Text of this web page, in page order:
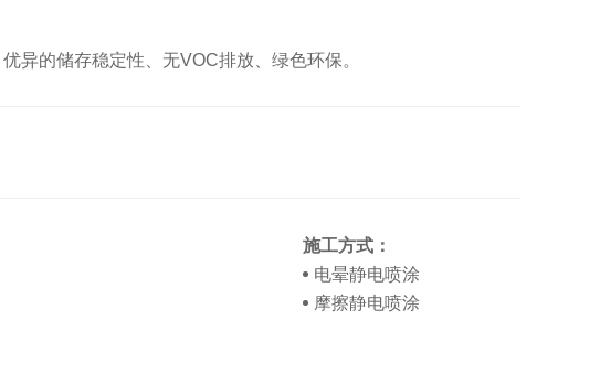
异的储存稳定性、无VOC排放、绿色环保。
施工方式：
电晕静电喷涂
摩擦静电喷涂